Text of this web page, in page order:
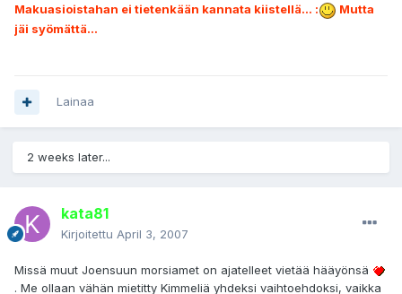
Makuasioistahan ei tietenkään kannata kiistellä... :
Mutta
jäi syömättä...
Lainaa
2 weeks later...
kata81
Kirjoitettu April 3, 2007
Missä muut Joensuun morsiamet on ajatelleet vietää hääyönsä
. Me ollaan vähän mietitty Kimmeliä yhdeksi vaihtoehdoksi, vaikka